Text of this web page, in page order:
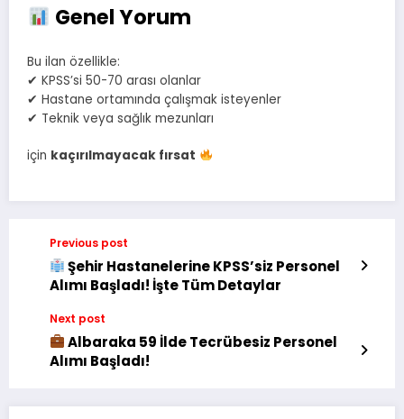
Genel Yorum
Bu ilan özellikle:
✔ KPSS’si 50-70 arası olanlar
✔ Hastane ortamında çalışmak isteyenler
✔ Teknik veya sağlık mezunları
için kaçırılmayacak fırsat
Previous post
Şehir Hastanelerine KPSS’siz Personel
Alımı Başladı! İşte Tüm Detaylar
Next post
Albaraka 59 İlde Tecrübesiz Personel
Alımı Başladı!